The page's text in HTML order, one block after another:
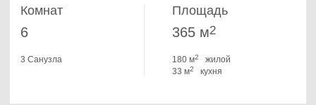
Комнат
6
3 Санузла
Площадь
365 м2
180 м2
жилой
33 м2 кухня